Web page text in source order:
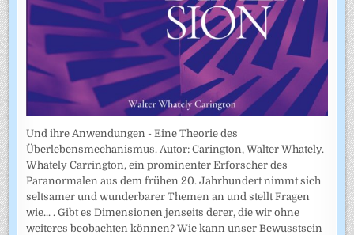
Und ihre Anwendungen - Eine Theorie des
Überlebensmechanismus. Autor: Carington, Walter Whately.
Whately Carrington, ein prominenter Erforscher des
Paranormalen aus dem frühen 20. Jahrhundert nimmt sich
seltsamer und wunderbarer Themen an und stellt Fragen
wie... . Gibt es Dimensionen jenseits derer, die wir ohne
weiteres beobachten können? Wie kann unser Bewusstsein